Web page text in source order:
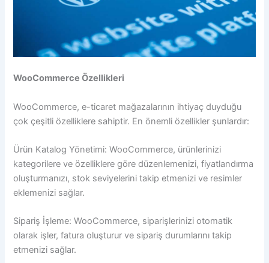
WooCommerce Özellikleri
WooCommerce, e-ticaret mağazalarının ihtiyaç duyduğu
çok çeşitli özelliklere sahiptir. En önemli özellikler şunlardır:
Ürün Katalog Yönetimi: WooCommerce, ürünlerinizi
kategorilere ve özelliklere göre düzenlemenizi, fiyatlandırma
oluşturmanızı, stok seviyelerini takip etmenizi ve resimler
eklemenizi sağlar.
Sipariş İşleme: WooCommerce, siparişlerinizi otomatik
olarak işler, fatura oluşturur ve sipariş durumlarını takip
etmenizi sağlar.